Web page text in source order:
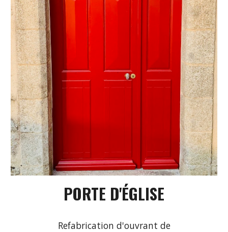
PORTE D'ÉGLISE
Refabrication d'ouvrant de